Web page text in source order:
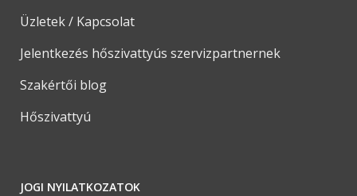
Üzletek / Kapcsolat
Jelentkezés hőszivattyús szervizpartnernek
Szakértői blog
Hőszivattyú
JOGI NYILATKOZATOK